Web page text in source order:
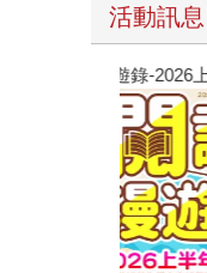
活動訊息
閱讀漫遊